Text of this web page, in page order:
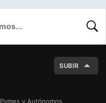
SUBIR
Pymes y Autónomos